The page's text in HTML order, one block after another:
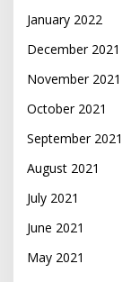
January 2022
December 2021
November 2021
October 2021
September 2021
August 2021
July 2021
June 2021
May 2021